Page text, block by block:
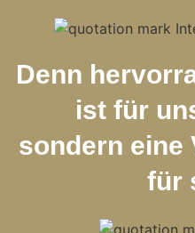
Denn
ist für
sondern eine
für